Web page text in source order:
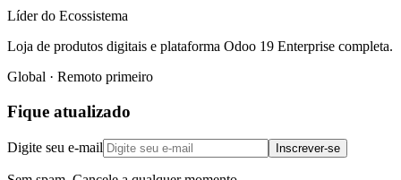
Líder do Ecossistema
Loja de produtos digitais e plataforma Odoo 19 Enterprise completa.
Global · Remoto primeiro
Fique atualizado
Digite seu e-mail Inscrever-se